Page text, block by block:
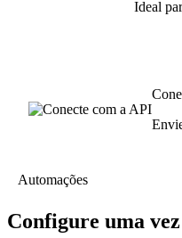
Ideal
Automações
Configure uma